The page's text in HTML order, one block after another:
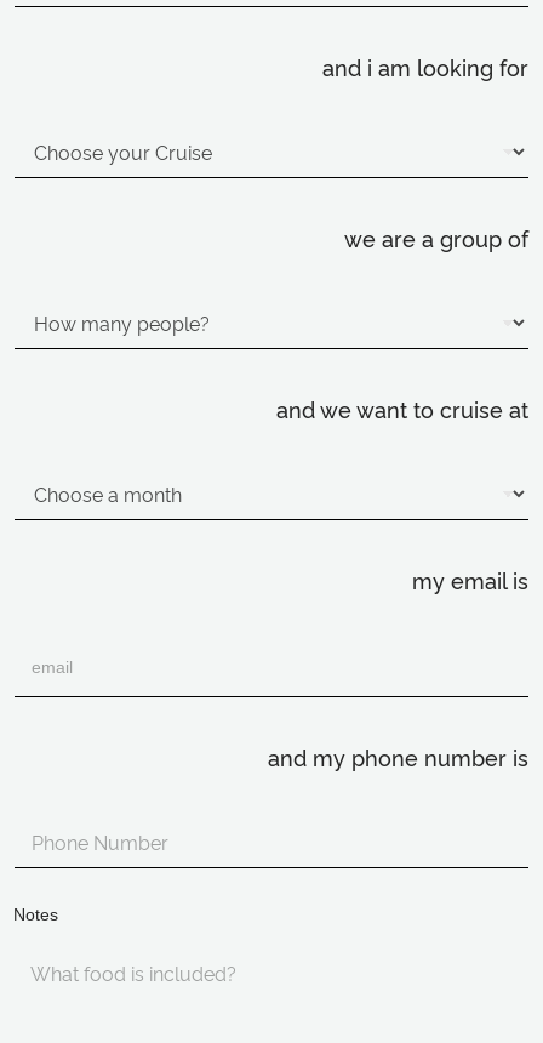
and i am looking for
we are a group of
and we want to cruise at
my email is
and my phone number is
Notes